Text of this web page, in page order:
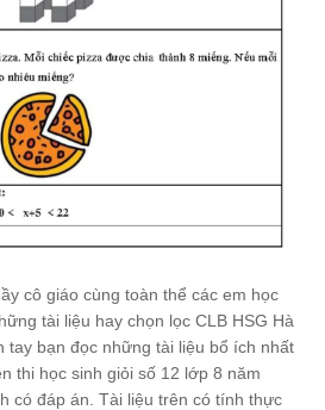
cô giáo cùng toàn thể các em học
tài liệu hay chọn lọc CLB HSG Hà
tay bạn đọc những tài liệu bổ ích nhất
thi học sinh giỏi số 12 lớp 8 năm
có đáp án. Tài liệu trên có tính thực